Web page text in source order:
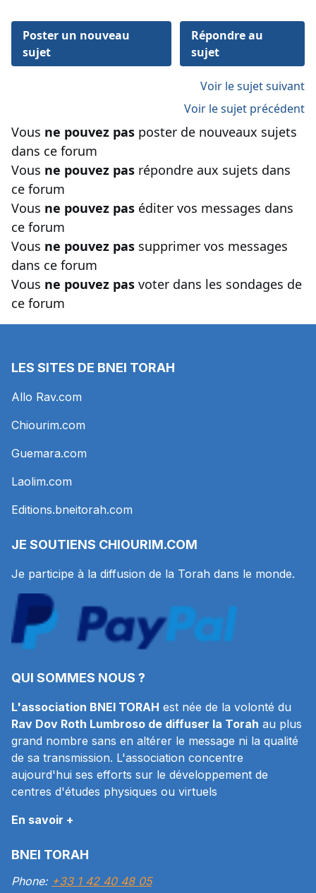
Poster un nouveau
sujet
Répondre au
sujet
Voir le sujet suivant
Voir le sujet précédent
Vous ne pouvez pas poster de nouveaux sujets
dans ce forum
Vous ne pouvez pas répondre aux sujets dans
ce forum
Vous ne pouvez pas éditer vos messages dans
ce forum
Vous ne pouvez pas supprimer vos messages
dans ce forum
Vous ne pouvez pas voter dans les sondages de
ce forum
LES SITES DE BNEI TORAH
Allo Rav.com
Chiourim.com
Guemara.com
Laolim.com
Editions.bneitorah.com
JE SOUTIENS CHIOURIM.COM
Je participe à la diffusion de la Torah dans le monde.
QUI SOMMES NOUS ?
L'association BNEI TORAH est née de la volonté du
Rav Dov Roth Lumbroso de diffuser la Torah au plus
grand nombre sans en altérer le message ni la qualité
de sa transmission. L'association concentre
aujourd'hui ses efforts sur le développement de
centres d'études physiques ou virtuels
En savoir +
BNEI TORAH
Phone: +33 1 42 40 48 05